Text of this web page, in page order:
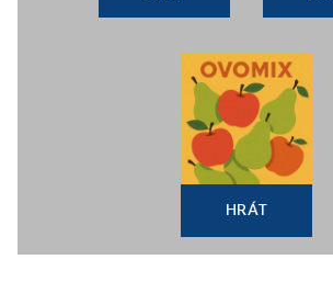
HRÁT